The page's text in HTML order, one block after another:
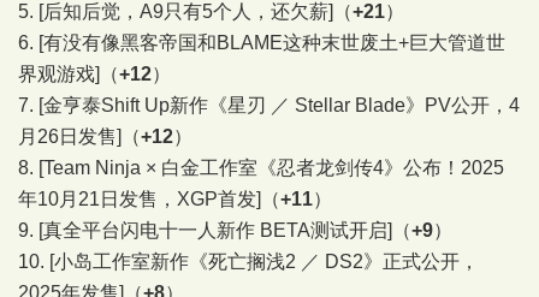
5. [后知后觉，A9只有5个人，还欠薪] （+21）
6. [有没有像黑客帝国和BLAME这种末世废土+巨大管道世
界观游戏]
（+12）
7. [金亨泰Shift Up新作《星刃 ／ Stellar Blade》PV公开，4
月26日发售]
（+12）
8. [Team Ninja × 白金工作室《忍者龙剑传4》公布！2025
年10月21日发售，XGP首发]
（+11）
9. [真全平台闪电十一人新作 BETA测试开启] （+9）
10. [小岛工作室新作《死亡搁浅2 ／ DS2》正式公开，
2025年发售]
（+8）